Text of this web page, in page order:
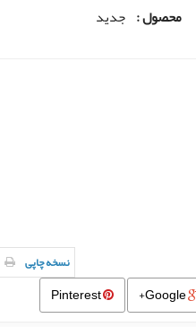
محصول : جدید
نسخه چاپی
Google+
Pinterest